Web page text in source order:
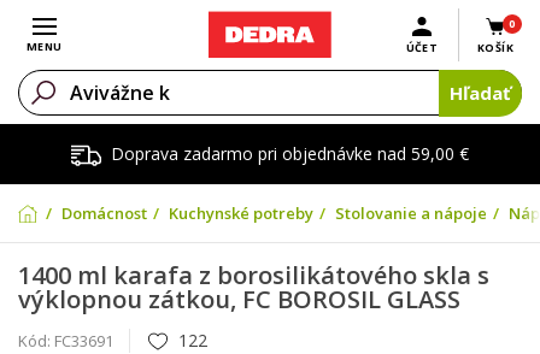
Doprava zadarmo pri objednávke nad 59,00 €
Otvoriť menu
MENU
0
KOŠÍK
ÚČET
Hľadať
Domácnosť Kuchynské potreby Stolovanie a nápoje
1400 ml karafa z borosilikátového skla s
výklopnou zátkou, FC BOROSIL GLASS
Kód: FC33691 122